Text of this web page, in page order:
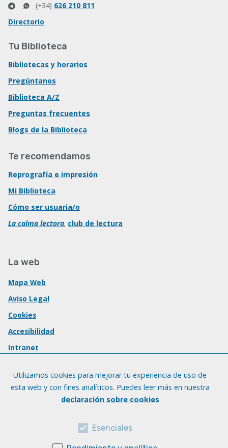
(+34) 626 210 811
Directorio
Tu Biblioteca
Bibliotecas y horarios
Pregúntanos
Biblioteca A/Z
Preguntas frecuentes
Blogs de la Biblioteca
Te recomendamos
Reprografía e impresión
Mi Biblioteca
Cómo ser usuaria/o
La calma lectora, club de lectura
La web
Mapa Web
Aviso Legal
Cookies
Accesibilidad
Intranet
Utilizamos cookies para mejorar tu experiencia de uso de
esta web y con fines analíticos. Puedes leer más en nuestra
declaración sobre cookies
Esenciales